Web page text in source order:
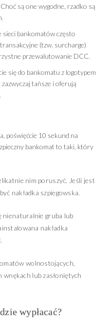
są one wygodne, rzadko są
sieci bankomatów często
(tzw. surcharge)
przewalutowanie DCC.
się do bankomatu z logotypem
tańsze i oferują
poświęćcie 10 sekund na
bankomat to taki, który
nim poruszyć. Jeśli jest
nakładka szpiegowska.
nienaturalnie gruba lub
nakładka
wolnostojących,
wnękach lub zasłoniętych
wypłacać?